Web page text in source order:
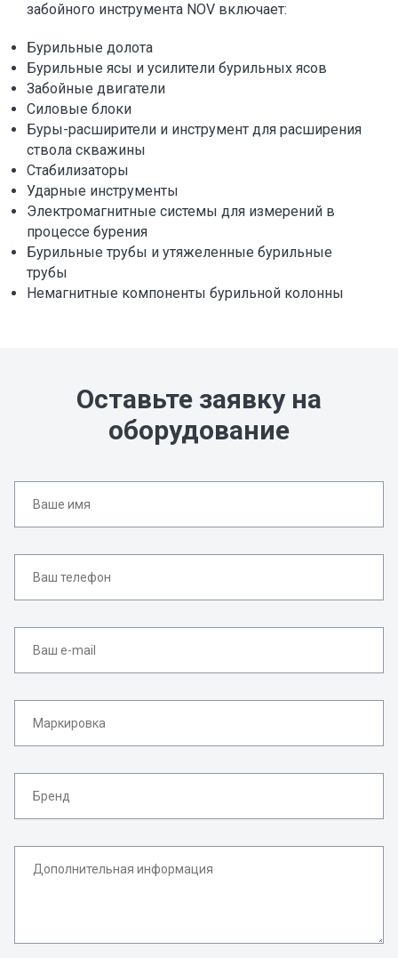
забойного инструмента NOV включает:
Бурильные долота
Бурильные ясы и усилители бурильных ясов
Забойные двигатели
Силовые блоки
Буры-расширители и инструмент для расширения
ствола скважины
Стабилизаторы
Ударные инструменты
Электромагнитные системы для измерений в
процессе бурения
Бурильные трубы и утяжеленные бурильные
трубы
Немагнитные компоненты бурильной колонны
Оставьте заявку на
оборудование